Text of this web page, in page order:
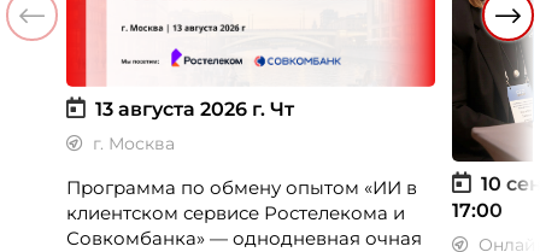
13 августа 2026 г. Чт
г. Москва
Программа по обмену опытом «ИИ в
клиентском сервисе Ростелекома и
Совкомбанка» — однодневная очная
10
17:00